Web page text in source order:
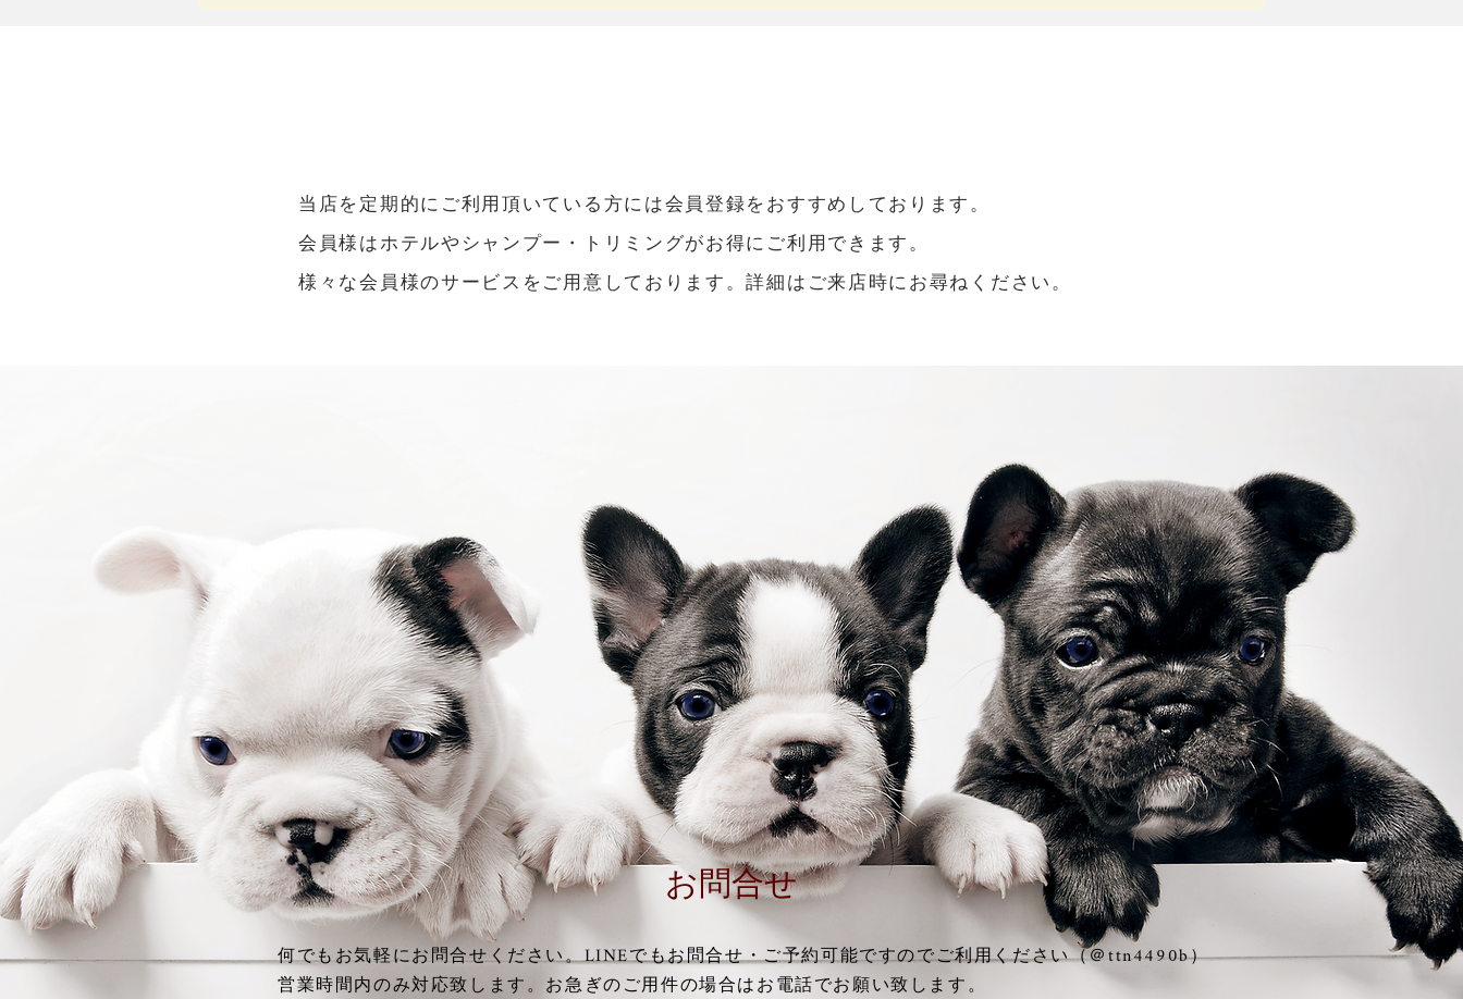
当店を定期的にご利用頂いている方には会員登録をおすすめしております。
会員様はホテルやシャンプー・トリミングがお得にご利用できます。
​様々な会員様のサービスをご用意しております。詳細はご来店時にお尋ねください。
お問合せ
何でもお気軽にお問合せください。LINEでもお問合せ・ご予約可能ですのでご利用ください（＠ttn4490b）
営業時間内のみ対応致します。お急ぎのご用件の場合はお電話でお願い致します。